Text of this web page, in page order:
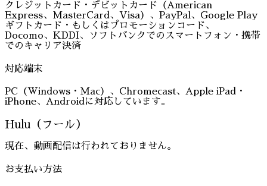
クレジットカード・デビットカード（American
Express、MasterCard、Visa）、PayPal、Google Play
ギフトカード・もしくはプロモーションコード、
Docomo、KDDI、ソフトバンクでのスマートフォン・携帯
でのキャリア決済
対応端末
PC（Windows・Mac）、Chromecast、Apple iPad・
iPhone、Androidに対応しています。
Hulu（フール）
現在、動画配信は行われておりません。
お支払い方法